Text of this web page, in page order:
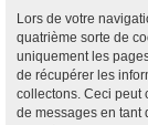
Lors de votre
quatrième sorte de
uniquement les
de récupérer les
collectons. Ceci
de messages en tant